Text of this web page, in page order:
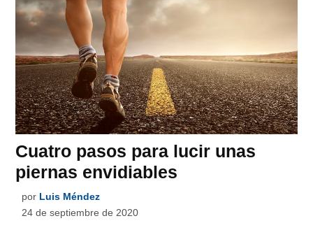
Cuatro pasos para lucir unas
piernas envidiables
por Luis Méndez
24 de septiembre de 2020